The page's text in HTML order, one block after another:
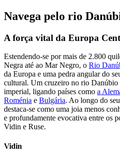
Navega pelo rio
A força vital da Europa
Estendendo-se por mais de 2.800
Negra até ao Mar Negro, o Rio
da Europa e uma pedra angular do
cultural. Um cruzeiro no rio Danúbio
imperial, ligando países como a
Roménia e Bulgária. Ao longo do
destaca-se como uma joia menos
e profundamente evocativa entre os
Vidin e Ruse.
Vidin